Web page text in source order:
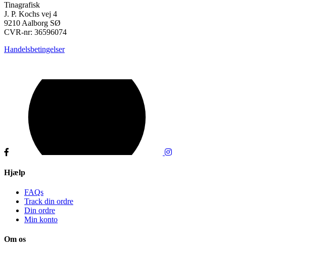
Tinagrafisk
J. P. Kochs vej 4
9210 Aalborg SØ
CVR-nr: 36596074
Handelsbetingelser
Hjælp
FAQs
Track din ordre
Din ordre
Min konto
Om os